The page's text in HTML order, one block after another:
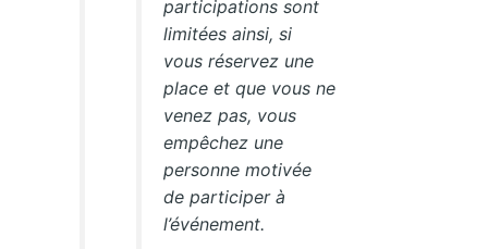
participations sont
limitées ainsi, si
vous réservez une
place et que vous ne
venez pas, vous
empêchez une
personne motivée
de participer à
l’événement.